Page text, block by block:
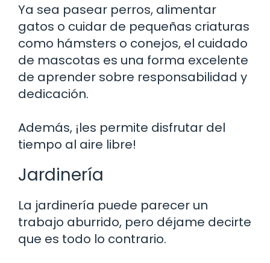
Ya sea pasear perros, alimentar
gatos o cuidar de pequeñas criaturas
como hámsters o conejos, el cuidado
de mascotas es una forma excelente
de aprender sobre responsabilidad y
dedicación.
Además, ¡les permite disfrutar del
tiempo al aire libre!
Jardinería
La jardinería puede parecer un
trabajo aburrido, pero déjame decirte
que es todo lo contrario.